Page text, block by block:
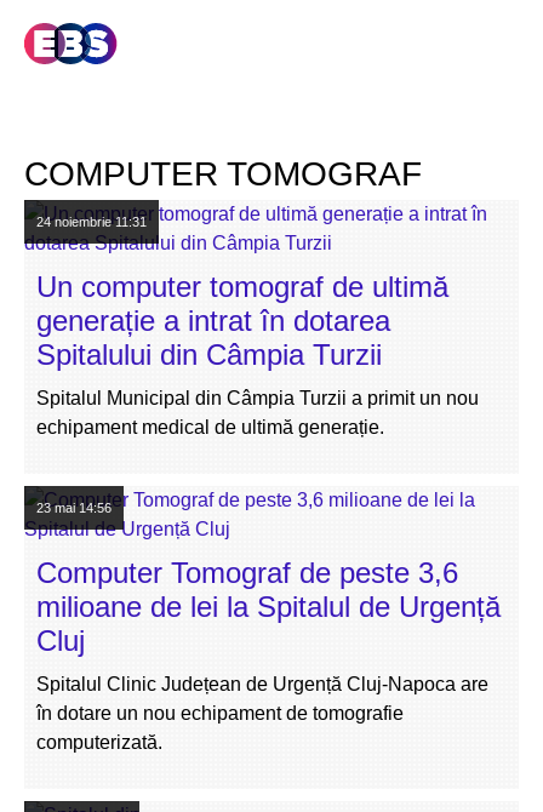
COMPUTER TOMOGRAF
24 noiembrie11:31
Un computer tomograf de ultimă
generație a intrat în dotarea
Spitalului din Câmpia Turzii
Spitalul Municipal din Câmpia Turzii a primit un nou
echipament medical de ultimă generație.
23 mai14:56
Computer Tomograf de peste 3,6
milioane de lei la Spitalul de Urgență
Cluj
Spitalul Clinic Județean de Urgență Cluj-Napoca are
în dotare un nou echipament de tomografie
computerizată.